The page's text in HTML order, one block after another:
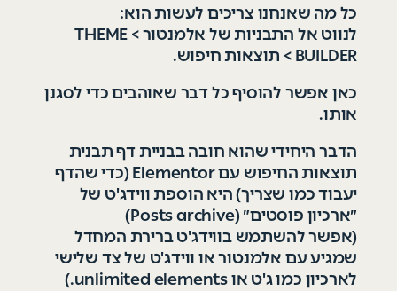
כל מה שאנחנו צריכים לעשות הוא:
לנווט אל התבניות של אלמנטור > THEME
BUILDER > תוצאות חיפוש.
כאן אפשר להוסיף כל דבר שאוהבים כדי לסגנן
אותו.
הדבר היחידי שהוא חובה בבניית דף תבנית
תוצאות החיפוש עם
Elementor (כדי שהדף
יעבוד כמו שצריך)היא הוספת ווידג'ט של
״ארכיון פוסטים״ (Posts archive)
(אפשרלהשתמש בווידג'ט ברירת המחדל
שמגיע עם אלמנטור או ווידג'ט של צד שלישי
לארכיון כמו ג'ט או unlimited elements
.)